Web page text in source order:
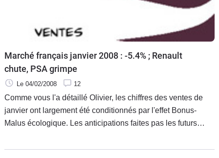
Marché français janvier 2008 : -5.4% ; Renault
chute, PSA grimpe
Le 04/02/2008 12
Comme vous l'a détaillé Olivier, les chiffres des ventes de
janvier ont largement été conditionnés par l'effet Bonus-
Malus écologique. Les anticipations faites pas les futurs